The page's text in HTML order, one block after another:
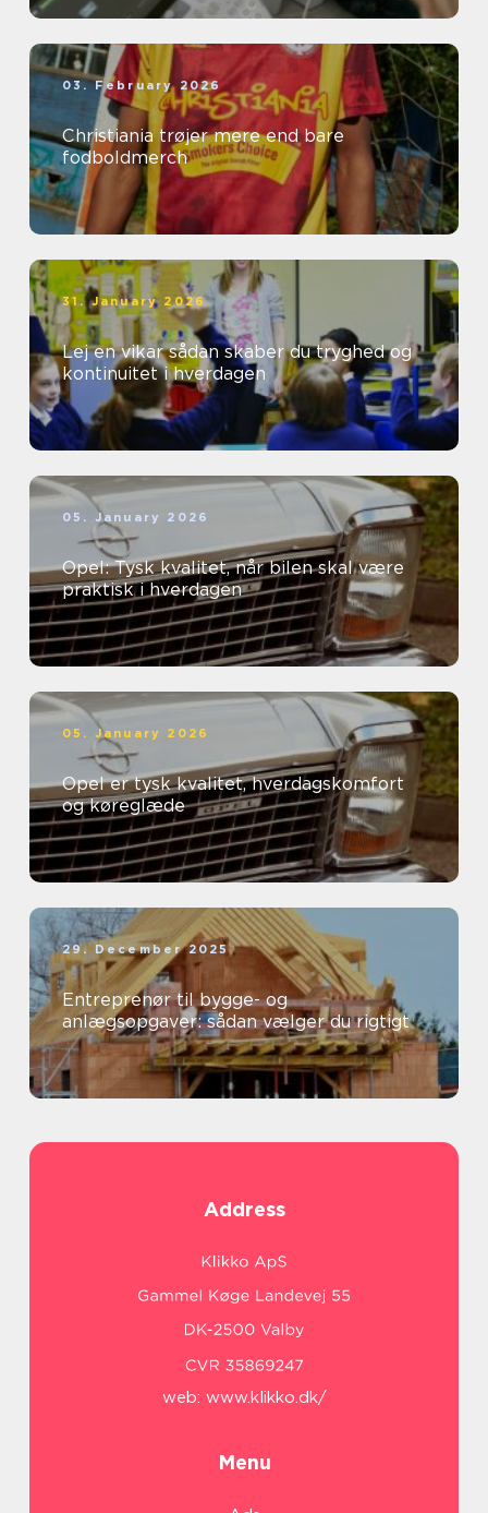
03. February 2026
Christiania trøjer mere end bare
fodboldmerch
31. January 2026
Lej en vikar sådan skaber du tryghed og
kontinuitet i hverdagen
05. January 2026
Opel: Tysk kvalitet, når bilen skal være
praktisk i hverdagen
05. January 2026
Opel er tysk kvalitet, hverdagskomfort
og køreglæde
29. December 2025
Entreprenør til bygge- og
anlægsopgaver: sådan vælger du rigtigt
Address
web: www.klikko.dk/
Menu